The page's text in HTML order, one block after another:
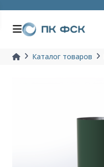
Каталог товаров